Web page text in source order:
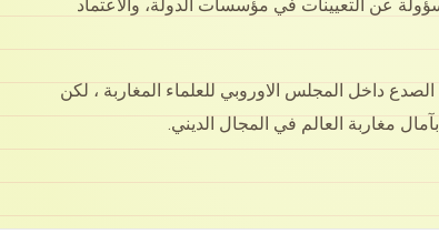
عن التعيينات في مؤسسات الدولة، والاعتماد
داخل المجلس الاوروبي للعلماء المغاربة ، لكن
مغاربة العالم في المجال الديني.